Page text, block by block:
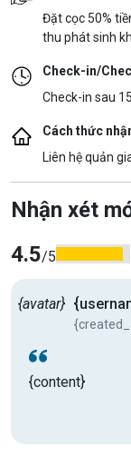
Đặt cọc 50%
thu phát sinh
Check-in/
Check-in sau
Cách thức
Liên hệ quản
Nhận xét
4.5/5
{avatar}
{content}